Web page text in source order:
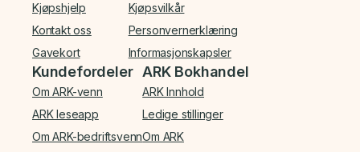
Kjøpshjelp
Kontakt oss
Gavekort
Kjøpsvilkår
Personvernerklæring
Informasjonskapsler
Kundefordeler
Om ARK-venn
ARK leseapp
Om ARK-bedriftsvenn
ARK Bokhandel
ARK Innhold
Ledige stillinger
Om ARK